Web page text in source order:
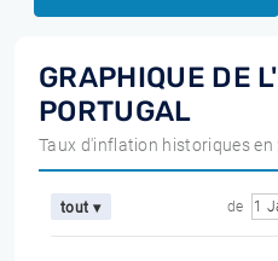
GRAPHIQUE DE
PORTUGAL
Taux d'inflation historiques en
tout ▾ de 1